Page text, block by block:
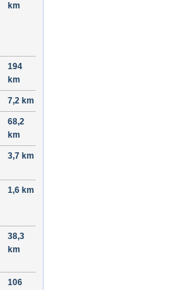
km
194
km
7,2 km
68,2
km
3,7 km
1,6 km
38,3
km
106